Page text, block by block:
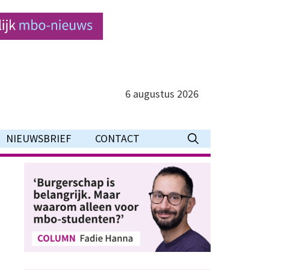
6 augustus 2026
NIEUWSBRIEF CONTACT